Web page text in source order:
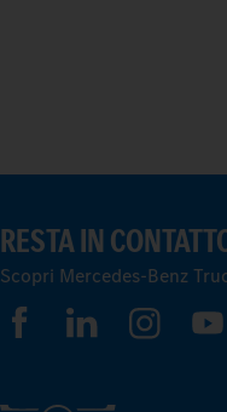
RESTA IN
Scopri Mercedes-Benz